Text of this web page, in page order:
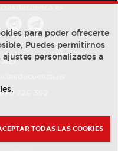
726 392
para poder ofrecerte
Puedes permitirnos
personalizados a
.
TODAS LAS COOKIES